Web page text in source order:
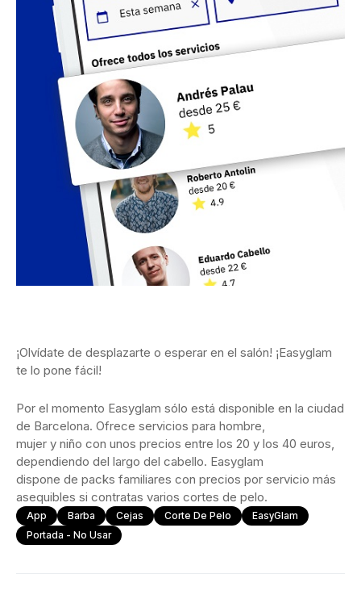
¡Olvídate de desplazarte o esperar en el salón! ¡Easyglam
te lo pone fácil!
Por el momento Easyglam sólo está disponible en la ciudad
de Barcelona. Ofrece servicios para hombre,
mujer y niño con unos precios entre los 20 y los 40 euros,
dependiendo del largo del cabello. Easyglam
dispone de packs familiares con precios por servicio más
asequibles si contratas varios cortes de pelo.
App Barba Cejas Corte De Pelo
EasyGlam
Portada - No Usar